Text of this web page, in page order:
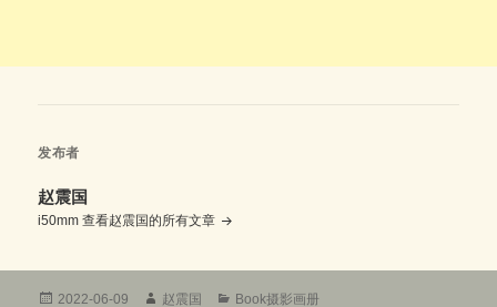
发布者
赵震国
i50mm查看赵震国的所有文章
发
2022-06-09 作
赵震国 分
Book摄影画册